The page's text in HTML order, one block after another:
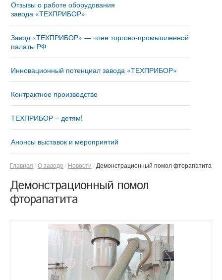
Отзывы о работе оборудования
завода «ТЕХПРИБОР»
Завод «ТЕХПРИБОР» — член торгово-промышленной
палаты РФ
Инновационный потенциал завода «ТЕХПРИБОР»
Контрактное производство
ТЕХПРИБОР – детям!
Анонсы выставок и мероприятий
Главная О заводе Новости Демонстрационный помол фторапатита
Демонстрационный помол
фторапатита